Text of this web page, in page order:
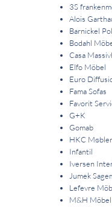
3S
Alois
Barnickel
Bodahl
Casa
Elfo Möbel
Euro
Fama Sofas
Favorit
G+K
Gomab
HKC Møbler
Infantil
Iversen
Jumek
Lefevre
M&H